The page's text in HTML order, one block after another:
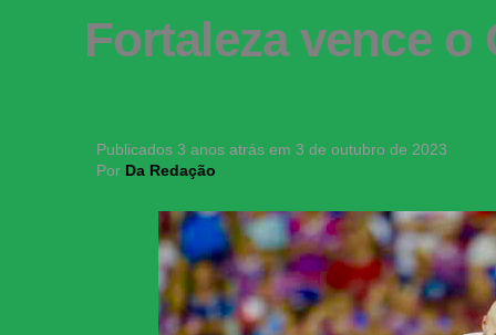
Fortaleza vence
Publicados 3 anos atrás em 3 de outubro de 2023
Por Da Redação